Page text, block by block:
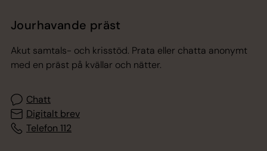
Jourhavande präst
Akut samtals- och krisstöd. Prata eller chatta anonymt
med en präst på kvällar och nätter.
Chatt
Digitalt brev
Telefon 112